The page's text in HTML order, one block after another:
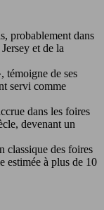
probablement dans
et de la
témoigne de ses
servi comme
dans les foires
devenant un
classique des foires
estimée à plus de 10